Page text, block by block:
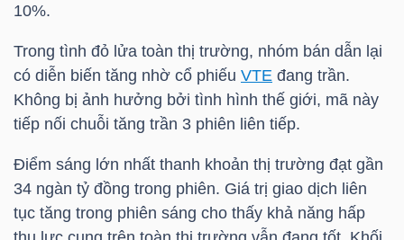
10%.
Trong tình đỏ lửa toàn thị trường, nhóm bán dẫn lại
có diễn biến tăng nhờ cổ phiếu VTE đang trần.
Không bị ảnh hưởng bởi tình hình thế giới, mã này
tiếp nối chuỗi tăng trần 3 phiên liên tiếp.
Điểm sáng lớn nhất thanh khoản thị trường đạt gần
34 ngàn tỷ đồng trong phiên. Giá trị giao dịch liên
tục tăng trong phiên sáng cho thấy khả năng hấp
CÔNG
DÙNG
KHÔNG
THIẾT